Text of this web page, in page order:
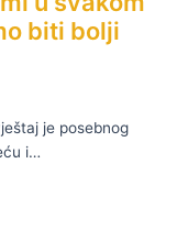
biti bolji
je posebnog
i…